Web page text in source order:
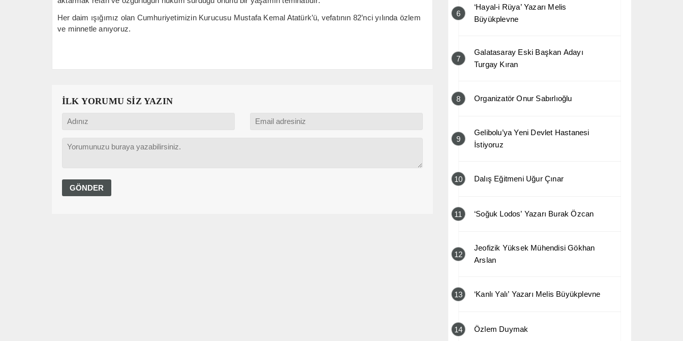
Her daim ışığımız olan Cumhuriyetimizin Kurucusu Mustafa Kemal Atatürk’ü, vefatının 82’nci yılında özlem
ve minnetle anıyoruz.
İLK YORUMU SİZ YAZIN
6
‘Hayal-i Rüya’ Yazarı Melis
Büyükplevne
7
Galatasaray Eski Başkan Adayı
Turgay Kıran
8 Organizatör Onur Sabırlıoğlu
9
Gelibolu’ya Yeni Devlet Hastanesi
İstiyoruz
10 Dalış Eğitmeni Uğur Çınar
11 ‘Soğuk Lodos’ Yazarı Burak Özcan
12
Jeofizik Yüksek Mühendisi Gökhan
Arslan
13 ‘Kanlı Yalı’ Yazarı Melis Büyükplevne
14 Özlem Duymak